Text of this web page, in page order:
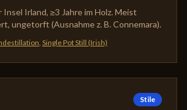
Irland, ≥3 Jahre im Holz. Meist
ungetorft (Ausnahme z. B. Connemara).
, Single Pot Still (Irish)
Stile